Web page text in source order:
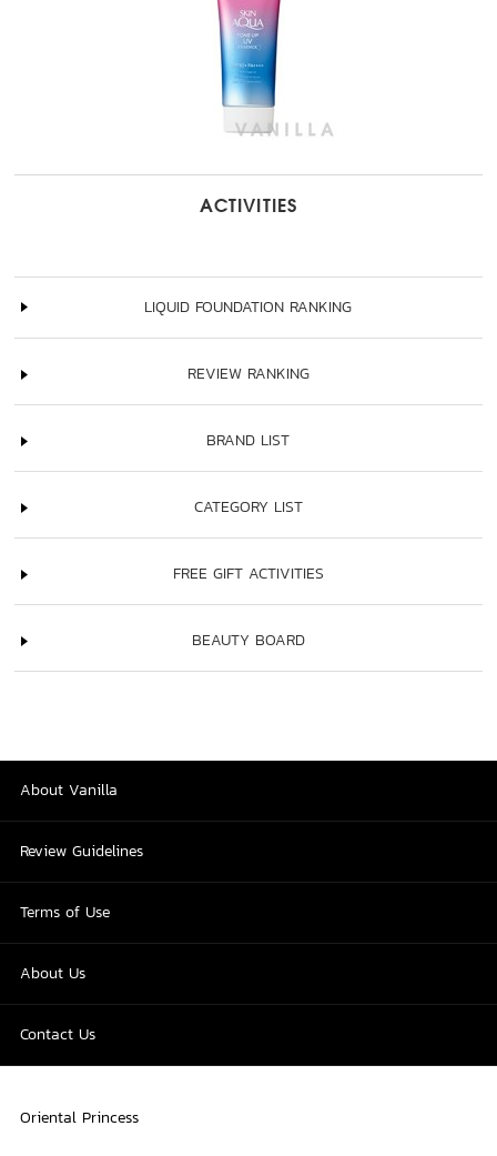
ACTIVITIES
LIQUID FOUNDATION RANKING
REVIEW RANKING
BRAND LIST
CATEGORY LIST
FREE GIFT ACTIVITIES
BEAUTY BOARD
About Vanilla
Review Guidelines
Terms of Use
About Us
Contact Us
Oriental Princess